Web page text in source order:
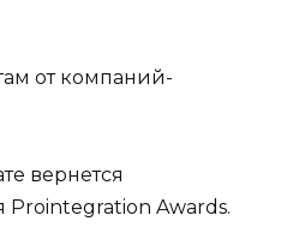
от компаний-
вернется
Awards.